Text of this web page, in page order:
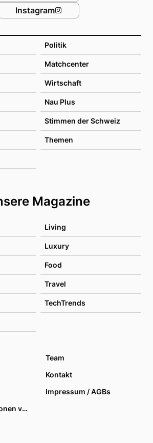
Politik
Matchcenter
Wirtschaft
Nau Plus
Stimmen der Schweiz
Themen
Magazine
Living
Luxury
Food
Travel
TechTrends
Instagram
Team
Kontakt
Impressum / AGBs
Datenschutzoptionen verwalten